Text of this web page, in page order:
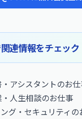
連情報をチェック
アシスタントのお
人生相談のお仕事
グ・セキュリティの